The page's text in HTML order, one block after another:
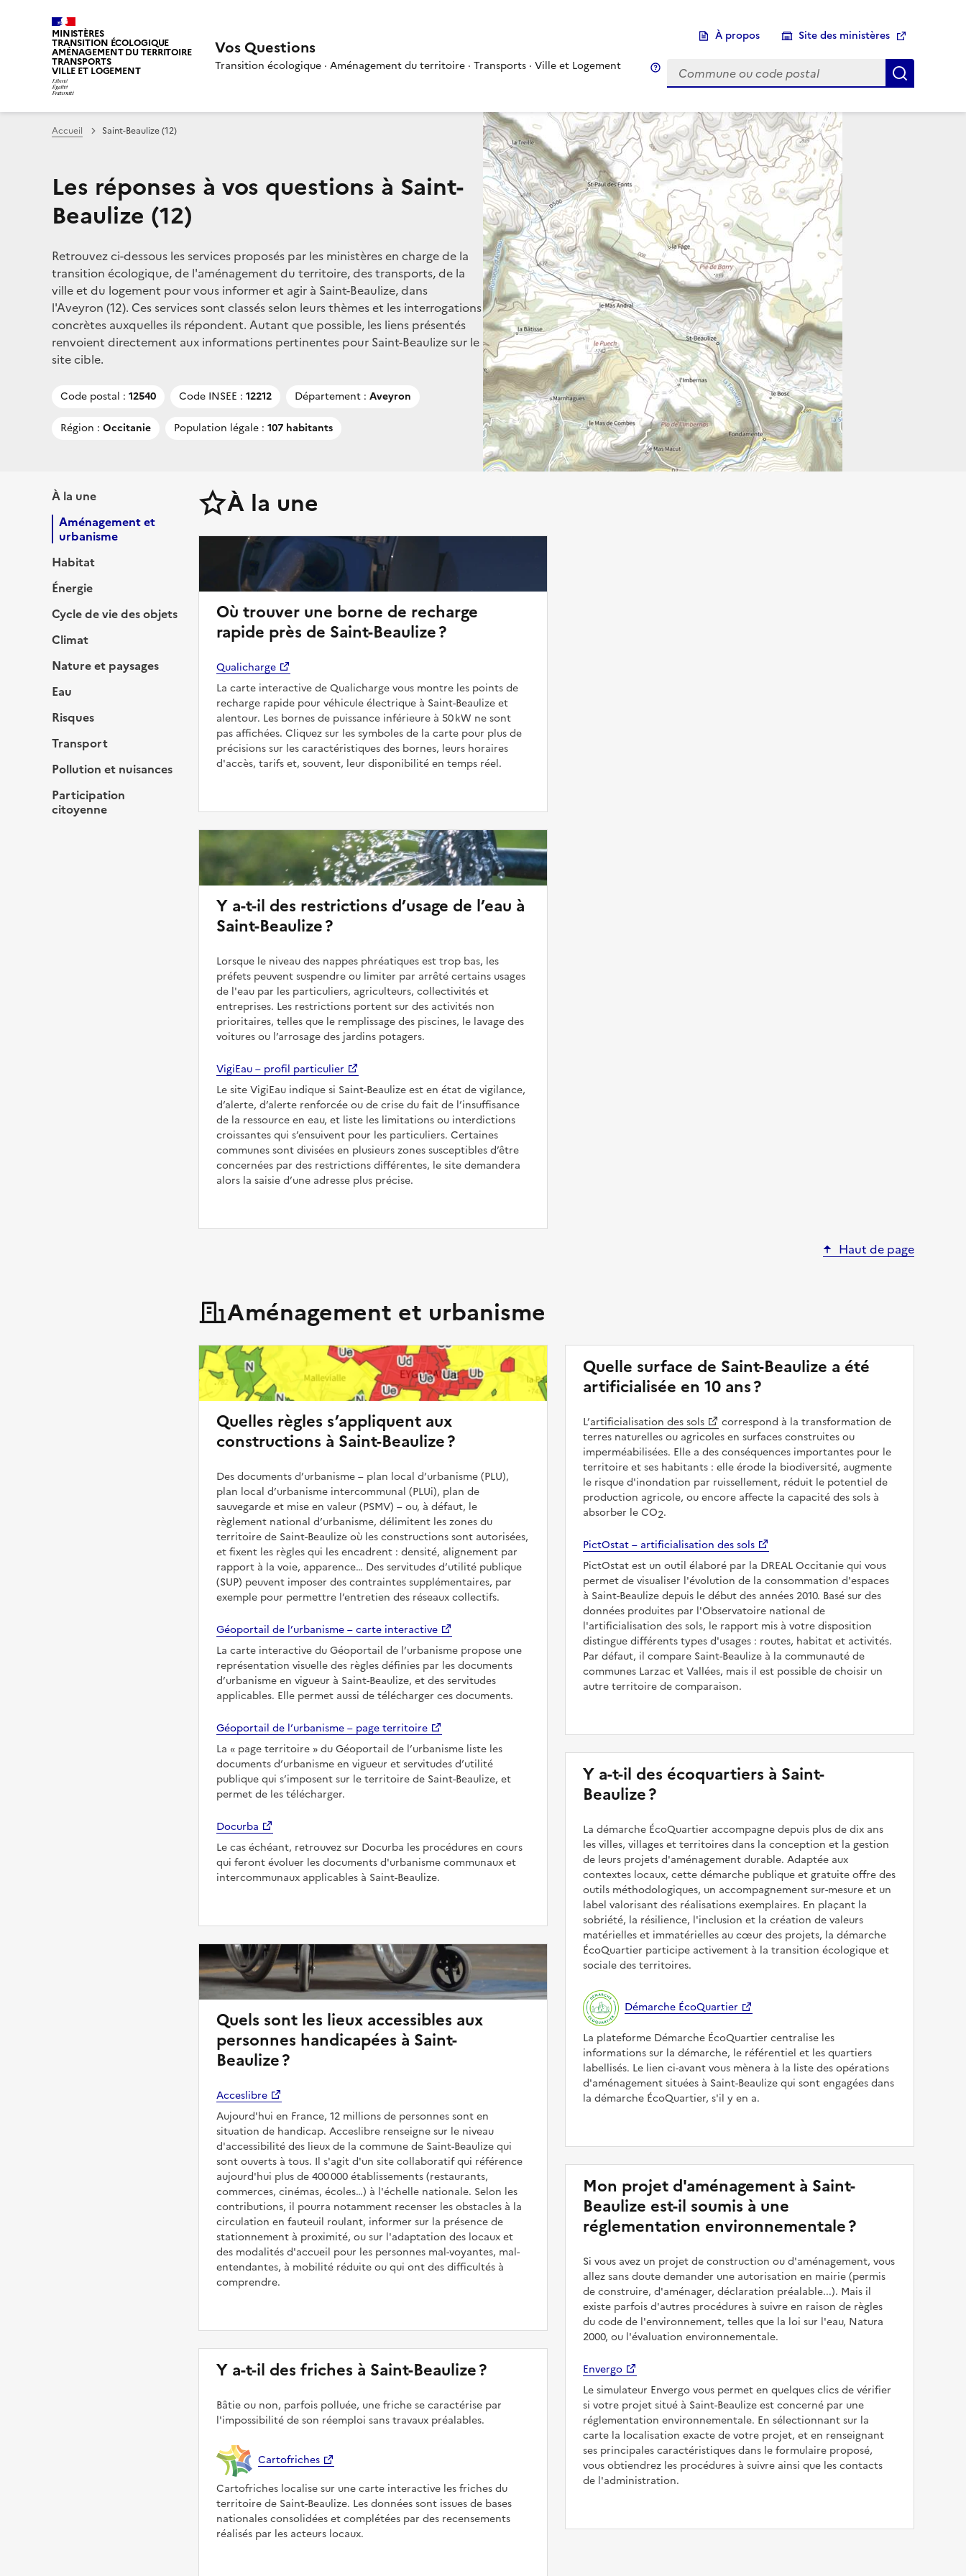
MINISTÈRES
TRANSITION ÉCOLOGIQUE
AMÉNAGEMENT DU TERRITOIRE
TRANSPORTS
VILLE ET LOGEMENT
Vos Questions
Transition écologique · Aménagement du territoire · Transports · Ville et Logement
À propos Site des ministères
Choix d'une commune
Infobulle
Accueil Saint-Beaulize (12)
Les réponses à vos questions à Saint-
Beaulize (12)
Retrouvez ci-dessous les services proposés par les ministères en charge de la
transition écologique, de l'aménagement du territoire, des transports, de la
ville et du logement pour vous informer et agir à Saint-Beaulize, dans
l'Aveyron (12). Ces services sont classés selon leurs thèmes et les interrogations
concrètes auxquelles ils répondent. Autant que possible, les liens présentés
renvoient directement aux informations pertinentes pour Saint-Beaulize sur le
site cible.
Code postal : 12540 Code INSEE : 12212 Département : Aveyron
Région : Occitanie Population légale : 107 habitants
À la une
Aménagement et
urbanisme
Habitat
Énergie
Cycle de vie des objets
Climat
Nature et paysages
Eau
Risques
Transport
Pollution et nuisances
Participation
citoyenne
À la une
Où trouver une borne de recharge
rapide près de Saint-Beaulize ?
Qualicharge
La carte interactive de Qualicharge vous montre les points de
recharge rapide pour véhicule électrique à Saint-Beaulize et
alentour. Les bornes de puissance inférieure à 50 kW ne sont
pas affichées. Cliquez sur les symboles de la carte pour plus de
précisions sur les caractéristiques des bornes, leurs horaires
d'accès, tarifs et, souvent, leur disponibilité en temps réel.
Y a-t-il des restrictions d’usage de l’eau à
Saint-Beaulize ?
Lorsque le niveau des nappes phréatiques est trop bas, les
préfets peuvent suspendre ou limiter par arrêté certains usages
de l'eau par les particuliers, agriculteurs, collectivités et
entreprises. Les restrictions portent sur des activités non
prioritaires, telles que le remplissage des piscines, le lavage des
voitures ou l’arrosage des jardins potagers.
VigiEau – profil particulier
Le site VigiEau indique si Saint-Beaulize est en état de vigilance,
d’alerte, d’alerte renforcée ou de crise du fait de l’insuffisance
de la ressource en eau, et liste les limitations ou interdictions
croissantes qui s’ensuivent pour les particuliers. Certaines
communes sont divisées en plusieurs zones susceptibles d’être
concernées par des restrictions différentes, le site demandera
alors la saisie d’une adresse plus précise.
Haut de page
Aménagement et urbanisme
Quelles règles s’appliquent aux
constructions à Saint-Beaulize ?
Des documents d’urbanisme – plan local d’urbanisme (PLU),
plan local d’urbanisme intercommunal (PLUi), plan de
sauvegarde et mise en valeur (PSMV) – ou, à défaut, le
règlement national d’urbanisme, délimitent les zones du
territoire de Saint-Beaulize où les constructions sont autorisées,
et fixent les règles qui les encadrent : densité, alignement par
rapport à la voie, apparence… Des servitudes d’utilité publique
(SUP) peuvent imposer des contraintes supplémentaires, par
exemple pour permettre l’entretien des réseaux collectifs.
Géoportail de l’urbanisme – carte interactive
La carte interactive du Géoportail de l’urbanisme propose une
représentation visuelle des règles définies par les documents
d’urbanisme en vigueur à Saint-Beaulize, et des servitudes
applicables. Elle permet aussi de télécharger ces documents.
Géoportail de l’urbanisme – page territoire
La
page territoire
du Géoportail de l’urbanisme liste les
documents d’urbanisme en vigueur et servitudes d’utilité
publique qui s’imposent sur le territoire de Saint-Beaulize, et
permet de les télécharger.
Docurba
Le cas échéant, retrouvez sur Docurba les procédures en cours
qui feront évoluer les documents d'urbanisme communaux et
intercommunaux applicables à Saint-Beaulize.
Quels sont les lieux accessibles aux
personnes handicapées à Saint-
Beaulize ?
Acceslibre
Aujourd'hui en France, 12 millions de personnes sont en
situation de handicap. Acceslibre renseigne sur le niveau
d'accessibilité des lieux de la commune de Saint-Beaulize qui
sont ouverts à tous. Il s'agit d'un site collaboratif qui référence
aujourd'hui plus de 400 000 établissements (restaurants,
commerces, cinémas, écoles…) à l'échelle nationale. Selon les
contributions, il pourra notamment recenser les obstacles à la
circulation en fauteuil roulant, informer sur la présence de
stationnement à proximité, ou sur l'adaptation des locaux et
des modalités d'accueil pour les personnes mal-voyantes, mal-
entendantes, à mobilité réduite ou qui ont des difficultés à
comprendre.
Y a-t-il des friches à Saint-Beaulize ?
Bâtie ou non, parfois polluée, une friche se caractérise par
l'impossibilité de son réemploi sans travaux préalables.
Cartofriches
Cartofriches localise sur une carte interactive les friches du
territoire de Saint-Beaulize. Les données sont issues de bases
nationales consolidées et complétées par des recensements
réalisés par les acteurs locaux.
Quelle surface de Saint-Beaulize a été
artificialisée en 10 ans ?
L’artificialisation des sols
correspond à la transformation de
terres naturelles ou agricoles en surfaces construites ou
imperméabilisées. Elle a des conséquences importantes pour le
territoire et ses habitants : elle érode la biodiversité, augmente
le risque d'inondation par ruissellement, réduit le potentiel de
production agricole, ou encore affecte la capacité des sols à
absorber le CO2.
PictOstat – artificialisation des sols
PictOstat est un outil élaboré par la DREAL Occitanie qui vous
permet de visualiser l'évolution de la consommation d'espaces
à Saint-Beaulize depuis le début des années 2010. Basé sur des
données produites par l'Observatoire national de
l'artificialisation des sols, le rapport mis à votre disposition
distingue différents types d'usages : routes, habitat et activités.
Par défaut, il compare Saint-Beaulize à la communauté de
communes Larzac et Vallées, mais il est possible de choisir un
autre territoire de comparaison.
Y a-t-il des écoquartiers à Saint-
Beaulize ?
La démarche ÉcoQuartier accompagne depuis plus de dix ans
les villes, villages et territoires dans la conception et la gestion
de leurs projets d'aménagement durable. Adaptée aux
contextes locaux, cette démarche publique et gratuite offre des
outils méthodologiques, un accompagnement sur-mesure et un
label valorisant des réalisations exemplaires. En plaçant la
sobriété, la résilience, l'inclusion et la création de valeurs
matérielles et immatérielles au cœur des projets, la démarche
ÉcoQuartier participe activement à la transition écologique et
sociale des territoires.
Démarche ÉcoQuartier
La plateforme Démarche ÉcoQuartier centralise les
informations sur la démarche, le référentiel et les quartiers
labellisés. Le lien ci-avant vous mènera à la liste des opérations
d'aménagement situées à Saint-Beaulize qui sont engagées dans
la démarche ÉcoQuartier, s'il y en a.
Mon projet d'aménagement à Saint-
Beaulize est-il soumis à une
réglementation environnementale ?
Si vous avez un projet de construction ou d'aménagement, vous
allez sans doute demander une autorisation en mairie (permis
de construire, d'aménager, déclaration préalable...). Mais il
existe parfois d'autres procédures à suivre en raison de règles
du code de l'environnement, telles que la loi sur l'eau, Natura
2000, ou l'évaluation environnementale.
Envergo
Le simulateur Envergo vous permet en quelques clics de vérifier
si votre projet situé à Saint-Beaulize est concerné par une
réglementation environnementale. En sélectionnant sur la
carte la localisation exacte de votre projet, et en renseignant
ses principales caractéristiques dans le formulaire proposé,
vous obtiendrez les procédures à suivre ainsi que les contacts
de l'administration.